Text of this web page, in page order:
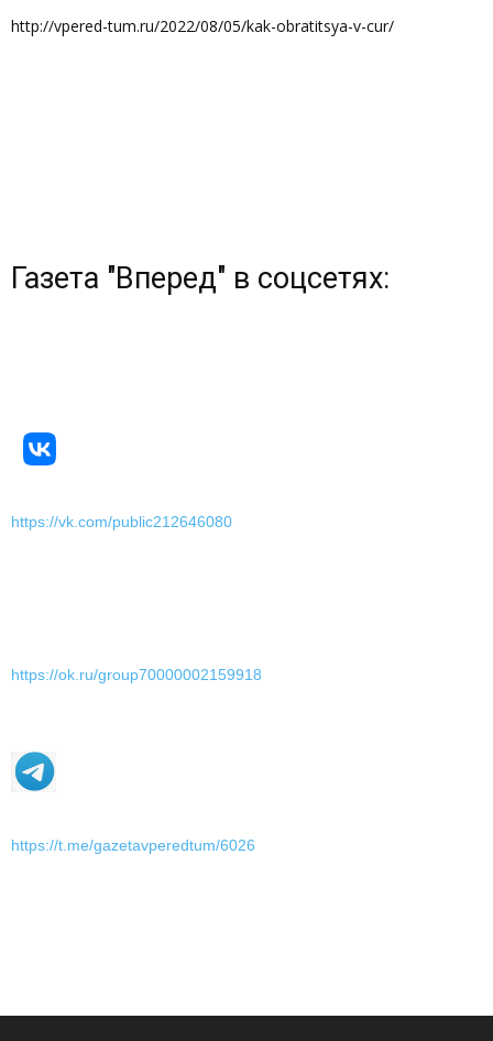
http://vpered-tum.ru/2022/08/05/kak-obratitsya-v-cur/
Газета "Вперед" в соцсетях:
https://vk.com/public212646080
https://ok.ru/group70000002159918
https://t.me/gazetavperedtum/6026